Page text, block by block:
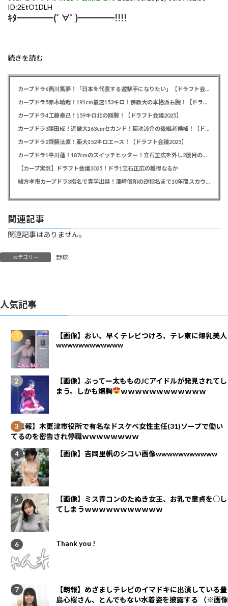
ID:2EtO1DLH
ｷﾀ━━━━(ﾟ∀ﾟ)━━━━!!!!
続きを読む
カープドラ6西川篤夢！「日本を代表する遊撃手になりたい」【ドラフト会議2025】
カープドラ5赤木晴哉！191cm最速153キロ！佛教大の本格派右腕！【ドラフト会議2025】
カープドラ4工藤泰己！159キロ北の剛腕！【ドラフト会議2025】
カープドラ3勝田成！近畿大163cmセカンド！菊池涼介の後継者候補！【ドラフト会議2025】
カープドラ2齊藤汰直！亜大152キロエース！【ドラフト会議2025】
カープドラ1平川蓮！187cmのスイッチヒッター！立石正広を外し2度目の重複も新井監督がクジを引き当てる！【ドラフト会議2025】
【カープ実況】ドラフト会議2025！ドラ1立石正広の獲得なるか
緒方孝市カープドラ3指名で青学出禁！澤﨑俊和の逆指名まで10年間スカウト出禁
関連記事
関連記事はありません。
カテゴリー 野球
人気記事
【画像】おい、早くテレビつけろ、テレ東に爆乳美人
wwwwwwwwwwww
【画像】ぶってー太もものJCアイドルが発見されてし
まう。しかも爆胸
ｗｗｗｗｗｗｗｗｗｗｗｗ
【悲報】木更津市役所で有名なドスケベ女性主任(31)ソープで働い
てるのを密告され停職ｗｗｗｗｗｗｗｗ
【画像】吉岡里帆のシコい画像wwwwwwwwwww
【画像】ミス青コンのたぬき女王、お乳で童貞を○し
てしまうｗｗｗｗｗｗｗｗｗｗｗ
Thank you !
【朗報】めざましテレビのイマドキに出演している豊
島心桜さん、とんでもない水着姿を披露する （※画像